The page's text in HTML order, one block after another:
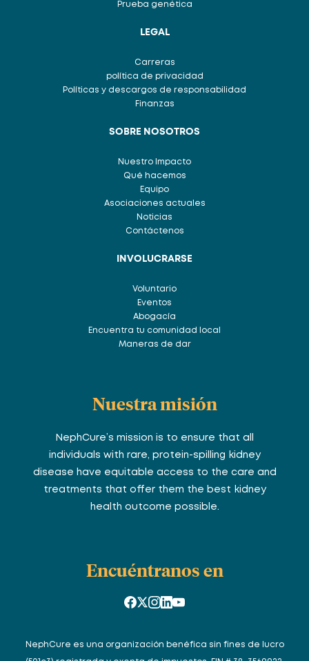
Prueba genética
LEGAL
Carreras
política de privacidad
Políticas y descargos de responsabilidad
Finanzas
SOBRE NOSOTROS
Nuestro Impacto
Qué hacemos
Equipo
Asociaciones actuales
Noticias
Contáctenos
INVOLUCRARSE
Voluntario
Eventos
Abogacía
Encuentra tu comunidad local
Maneras de dar
Nuestra misión
NephCure’s mission is to ensure that all
individuals with rare, protein-spilling kidney
disease have equitable access to the care and
treatments that offer them the best kidney
health outcome possible.
Encuéntranos en
NephCure es una organización benéfica sin fines de lucro